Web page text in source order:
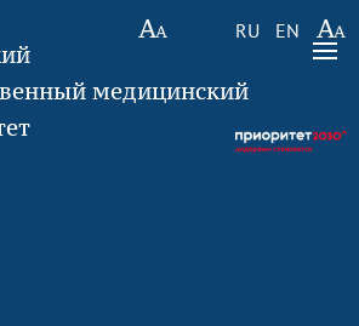
RU EN
медицинский